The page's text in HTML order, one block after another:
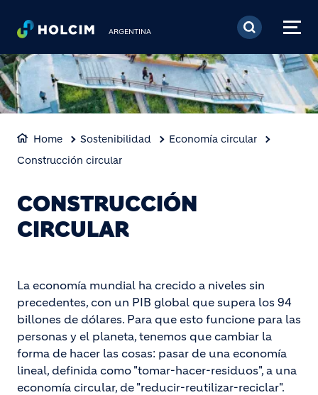
Pasar al contenido
ARGENTINA
Home Sostenibilidad
Economía circular
Construcción circular
CONSTRUCCIÓN
CIRCULAR
La economía mundial ha crecido a niveles sin
precedentes, con un PIB global que supera los 94
billones de dólares. Para que esto funcione para las
personas y el planeta, tenemos que cambiar la
forma de hacer las cosas: pasar de una economía
lineal, definida como "tomar-hacer-residuos", a una
economía circular, de "reducir-reutilizar-reciclar".